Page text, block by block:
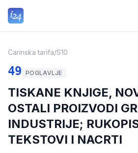
Carinska tarifa/S10
49 POGLAVLJE
TISKANE KNJIGE,
OSTALI PROIZVODI
INDUSTRIJE;
TEKSTOVI I NACRTI